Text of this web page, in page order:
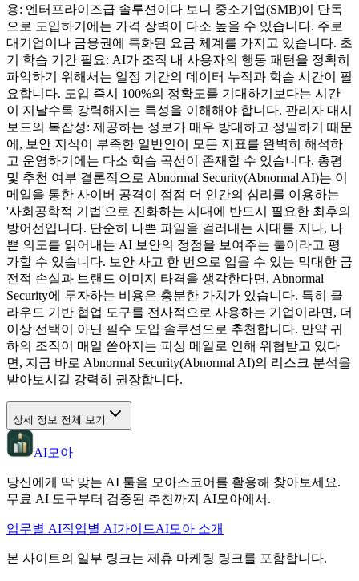
용: 엔터프라이즈급 솔루션이다 보니 중소기업(SMB)이 단독
으로 도입하기에는 가격 장벽이 다소 높을 수 있습니다. 주로
대기업이나 금융권에 특화된 요금 체계를 가지고 있습니다. 초
기 학습 기간 필요: AI가 조직 내 사용자의 행동 패턴을 정확히
파악하기 위해서는 일정 기간의 데이터 누적과 학습 시간이 필
요합니다. 도입 즉시 100%의 정확도를 기대하기보다는 시간
이 지날수록 강력해지는 특성을 이해해야 합니다. 관리자 대시
보드의 복잡성: 제공하는 정보가 매우 방대하고 정밀하기 때문
에, 보안 지식이 부족한 일반인이 모든 지표를 완벽히 해석하
고 운영하기에는 다소 학습 곡선이 존재할 수 있습니다. 총평
및 추천 여부 결론적으로 Abnormal Security(Abnormal AI)는 이
메일을 통한 사이버 공격이 점점 더 인간의 심리를 이용하는
'사회공학적 기법'으로 진화하는 시대에 반드시 필요한 최후의
방어선입니다. 단순히 나쁜 파일을 걸러내는 시대를 지나, 나
쁜 의도를 읽어내는 AI 보안의 정점을 보여주는 툴이라고 평
가할 수 있습니다. 보안 사고 한 번으로 입을 수 있는 막대한 금
전적 손실과 브랜드 이미지 타격을 생각한다면, Abnormal
Security에 투자하는 비용은 충분한 가치가 있습니다. 특히 클
라우드 기반 협업 도구를 전사적으로 사용하는 기업이라면, 더
이상 선택이 아닌 필수 도입 솔루션으로 추천합니다. 만약 귀
하의 조직이 매일 쏟아지는 피싱 메일로 인해 위협받고 있다
면, 지금 바로 Abnormal Security(Abnormal AI)의 리스크 분석을
받아보시길 강력히 권장합니다.
상세 정보 전체 보기
AI모아
당신에게 딱 맞는 AI 툴을 모아스코어를 활용해 찾아보세요.
무료 AI 도구부터 검증된 추천까지 AI모아에서.
업무별 AI직업별 AI가이드AI모아 소개
본 사이트의 일부 링크는 제휴 마케팅 링크를 포함합니다.